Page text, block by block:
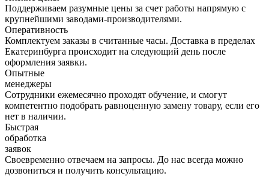
Поддерживаем разумные цены за счет работы напрямую с
крупнейшими заводами-производителями.
Оперативность
Комплектуем заказы в считанные часы. Доставка в пределах
Екатеринбурга происходит на следующий день после
оформления заявки.
Опытные
менеджеры
Сотрудники ежемесячно проходят обучение, и смогут
компетентно подобрать равноценную замену товару, если его
нет в наличии.
Быстрая
обработка
заявок
Своевременно отвечаем на запросы. До нас всегда можно
дозвониться и получить консультацию.